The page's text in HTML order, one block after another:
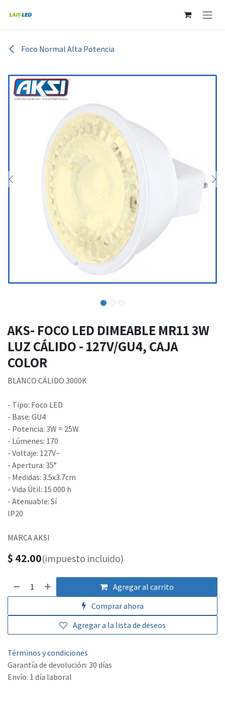
Foco Normal Alta Potencia
AKS- FOCO LED DIMEABLE MR11 3W
LUZ CÁLIDO - 127V/GU4, CAJA
COLOR
BLANCO CÁLIDO 3000K
- Tipo: Foco LED
- Base: GU4
- Potencia: 3W = 25W
- Lúmenes: 170
- Voltaje: 127V~
- Apertura: 35°
- Medidas: 3.5x3.7cm
- Vida Útil: 15 000 h
- Atenuable: Sí
IP20
MARCA AKSI
$ 42.00(impuesto incluido)
Agregar al carrito
Comprar ahora
Agregar a la lista de deseos
Términos y condiciones
Garantía de devolución: 30 días
Envío: 1 día laboral